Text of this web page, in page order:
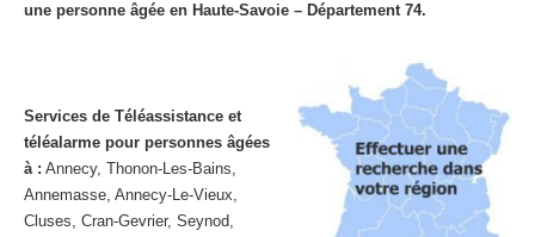
une personne âgée en Haute-Savoie – Département 74.
Services de Téléassistance et
téléalarme pour personnes âgées
à : Annecy, Thonon-Les-Bains,
Annemasse, Annecy-Le-Vieux,
Cluses, Cran-Gevrier, Seynod,